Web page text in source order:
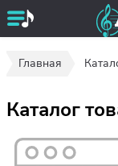
Главная
Каталог